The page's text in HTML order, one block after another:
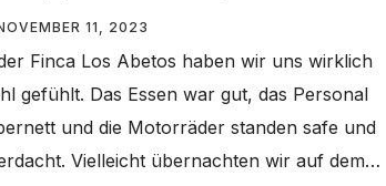
11, 2023
Finca Los Abetos haben wir uns wirklich
gefühlt. Das Essen war gut, das Personal
und die Motorräder standen safe und
Vielleicht übernachten wir auf dem…